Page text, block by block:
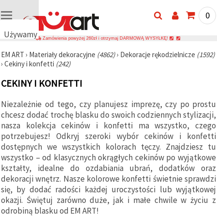
Używamy
cookie
🍪
plików
podobnych
technologii,
aby
zapewnić
prawidłowe
działanie
strony
internetowej,
poprawić
komfort
korzystania
z niej oraz,
za Państwa
zgodą,
analizować
0
Zamówienia powyżej 260zł i otrzymaj DARMOWĄ WYSYŁKĘ!
EM ART › Materiały dekoracyjne (4862)› Dekoracje rękodzielnicze (1592)
› Cekiny i konfetti (242)
CEKINY I KONFETTI
Niezależnie od tego, czy planujesz imprezę, czy po prostu
chcesz dodać trochę blasku do swoich codziennych stylizacji,
nasza kolekcja cekinów i konfetti ma wszystko, czego
potrzebujesz! Odkryj szeroki wybór cekinów i konfetti
dostępnych we wszystkich kolorach tęczy. Znajdziesz tu
wszystko – od klasycznych okrągłych cekinów po wyjątkowe
kształty, idealne do ozdabiania ubrań, dodatków oraz
dekoracji wnętrz. Nasze kolorowe konfetti świetnie sprawdzi
się, by dodać radości każdej uroczystości lub wyjątkowej
okazji. Świętuj zarówno duże, jak i małe chwile w życiu z
odrobiną blasku od EM ART!